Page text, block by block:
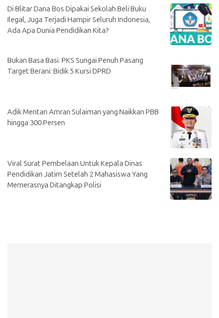
Di Blitar Dana Bos Dipakai Sekolah Beli Buku
Ilegal, Juga Terjadi Hampir Seluruh Indonesia,
Ada Apa Dunia Pendidikan Kita?
Bukan Basa Basi. PKS Sungai Penuh Pasang
Target Berani: Bidik 5 Kursi DPRD
Adik Mentan Amran Sulaiman yang Naikkan PBB
hingga 300 Persen
Viral Surat Pembelaan Untuk Kepala Dinas
Pendidikan Jatim Setelah 2 Mahasiswa Yang
Memerasnya Ditangkap Polisi